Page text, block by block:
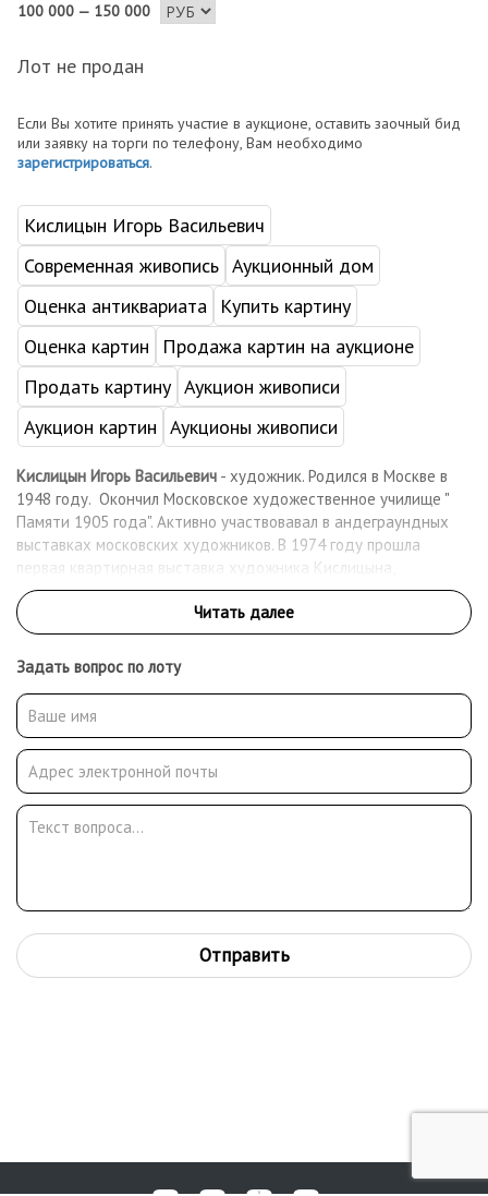
100 000 — 150 000
Лот не продан
Если Вы хотите принять участие в аукционе, оставить заочный бид
или заявку на торги по телефону, Вам необходимо
зарегистрироваться.
Кислицын Игорь Васильевич
Современная живопись Аукционный дом
Оценка антиквариата
Купить картину
Оценка картин
Продажа картин на аукционе
Продать картину Аукцион живописи
Аукцион картин Аукционы живописи
Кислицын Игорь Васильевич - художник. Родился в Москве в
1948 году. Окончил Московское художественное училище "
Памяти 1905 года". Активно участвовавал в андеграундных
выставках московских художников. В 1974 году прошла
первая квартирная выставка художника Кислицына,
совместно с А. Лепиным и А. Калугиным, в этом же году принял
участие в выставке в Измайлово, затем в " Доме культуры " на
ВДНХ. В сентябре 1976 года его работы были представлены
на выставке " Alternativen nonkonformistische Malerei in
Russland (Из собрания А.Глезера), ФРГ, Эслинген. Активно
участвовал в выставках на Малой Грузинской, 28. В конце
1970-х годов получил благословление патриарха Пимена и
занялся иконописанием. Его иконописной школой стала
реставрационная работа в Свято-Даниловом монастыре в
Москве.
Задать вопрос по лоту
Отправить